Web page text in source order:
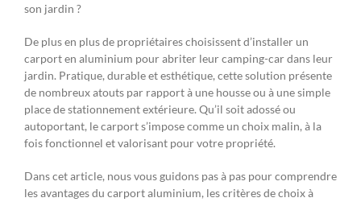
son jardin ?
De plus en plus de propriétaires choisissent d’installer un
carport en aluminium pour abriter leur camping-car dans leur
jardin. Pratique, durable et esthétique, cette solution présente
de nombreux atouts par rapport à une housse ou à une simple
place de stationnement extérieure. Qu’il soit adossé ou
autoportant, le carport s’impose comme un choix malin, à la
fois fonctionnel et valorisant pour votre propriété.
Dans cet article, nous vous guidons pas à pas pour comprendre
les avantages du carport aluminium, les critères de choix à